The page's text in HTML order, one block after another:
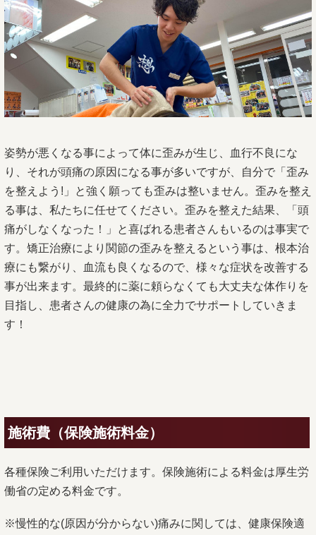
姿勢が悪くなる事によって体に歪みが生じ、血行不良にな
り、それが頭痛の原因になる事が多いですが、自分で「歪み
を整えよう!」と強く願っても歪みは整いません。歪みを整え
る事は、私たちに任せてください。歪みを整えた結果、「頭
痛がしなくなった！」と喜ばれる患者さんもいるのは事実で
す。矯正治療により関節の歪みを整えるという事は、根本治
療にも繋がり、血流も良くなるので、様々な症状を改善する
事が出来ます。最終的に薬に頼らなくても大丈夫な体作りを
目指し、患者さんの健康の為に全力でサポートしていきま
す！
施術費（保険施術料金）
各種保険ご利用いただけます。保険施術による料金は厚生労
働省の定める料金です。
※慢性的な(原因が分からない)痛みに関しては、健康保険適